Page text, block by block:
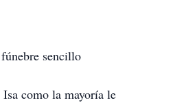
sencillo
como la mayoría le